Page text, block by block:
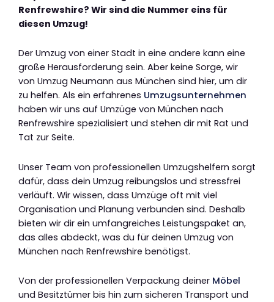
Renfrewshire? Wir sind die Nummer eins für
diesen Umzug!
Der Umzug von einer Stadt in eine andere kann eine
große Herausforderung sein. Aber keine Sorge, wir
von Umzug Neumann aus München sind hier, um dir
zu helfen. Als ein erfahrenes Umzugsunternehmen
haben wir uns auf Umzüge von München nach
Renfrewshire spezialisiert und stehen dir mit Rat und
Tat zur Seite.
Unser Team von professionellen Umzugshelfern sorgt
dafür, dass dein Umzug reibungslos und stressfrei
verläuft. Wir wissen, dass Umzüge oft mit viel
Organisation und Planung verbunden sind. Deshalb
bieten wir dir ein umfangreiches Leistungspaket an,
das alles abdeckt, was du für deinen Umzug von
München nach Renfrewshire benötigst.
Von der professionellen Verpackung deiner Möbel
und Besitztümer bis hin zum sicheren Transport und